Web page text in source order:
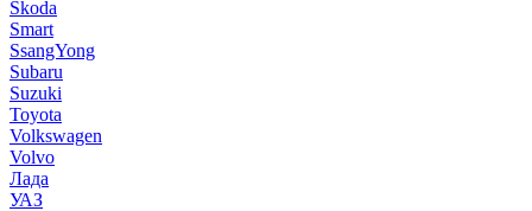
Skoda
Smart
SsangYong
Subaru
Suzuki
Toyota
Volkswagen
Volvo
Лада
УАЗ